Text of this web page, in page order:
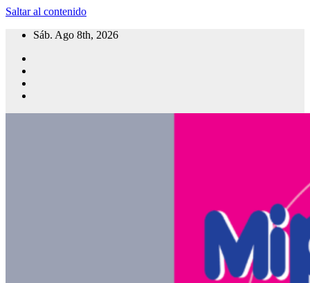
Saltar al contenido
Sáb. Ago 8th, 2026